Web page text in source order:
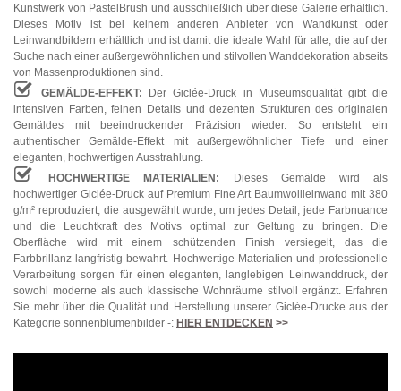
Kunstwerk von PastelBrush und ausschließlich über diese Galerie erhältlich.
Dieses Motiv ist bei keinem anderen Anbieter von Wandkunst oder
Leinwandbildern erhältlich und ist damit die ideale Wahl für alle, die auf der
Suche nach einer außergewöhnlichen und stilvollen Wanddekoration abseits
von Massenproduktionen sind.
GEMÄLDE-EFFEKT: Der Giclée-Druck in Museumsqualität gibt die
intensiven Farben, feinen Details und dezenten Strukturen des originalen
Gemäldes mit beeindruckender Präzision wieder. So entsteht ein
authentischer Gemälde-Effekt mit außergewöhnlicher Tiefe und einer
eleganten, hochwertigen Ausstrahlung.
HOCHWERTIGE MATERIALIEN: Dieses Gemälde wird als
hochwertiger Giclée-Druck auf Premium Fine Art Baumwollleinwand mit 380
g/m² reproduziert, die ausgewählt wurde, um jedes Detail, jede Farbnuance
und die Leuchtkraft des Motivs optimal zur Geltung zu bringen. Die
Oberfläche wird mit einem schützenden Finish versiegelt, das die
Farbbrillanz langfristig bewahrt. Hochwertige Materialien und professionelle
Verarbeitung sorgen für einen eleganten, langlebigen Leinwanddruck, der
sowohl moderne als auch klassische Wohnräume stilvoll ergänzt. Erfahren
Sie mehr über die Qualität und Herstellung unserer Giclée-Drucke aus der
Kategorie sonnenblumenbilder -: HIER ENTDECKEN >>